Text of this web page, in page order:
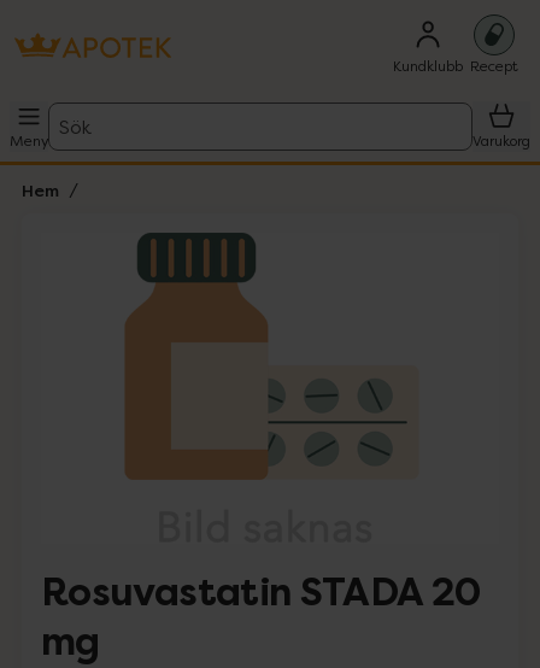
Kundklubb Recept
Meny
Sök
Varukorg
Hem
Lista: . Innehåller 1 objekt.
Rosuvastatin STADA 20
mg